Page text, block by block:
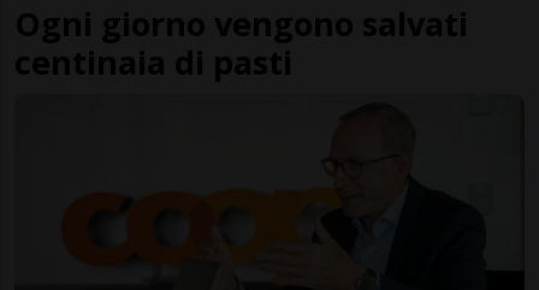
Ogni giorno vengono salvati
centinaia di pasti